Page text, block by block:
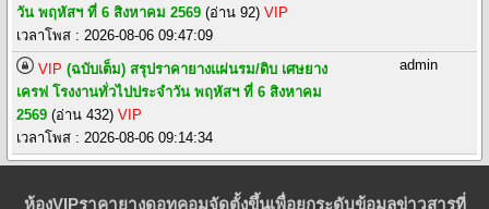
วัน พฤหัสฯ ที่ 6 สิงหาคม 2569 (อ่าน 92)VIP
เวลาโพส : 2026-08-06 09:47:09
VIP (ฉบับเต็ม) สรุปราคายางแผ่นรม/ดิบ เศษยาง
เครฟ โรงงานทั่วไปประจำวัน พฤหัสฯ ที่ 6 สิงหาคม
2569(อ่าน 432)VIP
เวลาโพส : 2026-08-06 09:14:34
admin
ห้องVIPราคายางดอทคอมจัดตั้งขึ้นเพื่อยกระดับข้อมูลข่าวสารที่